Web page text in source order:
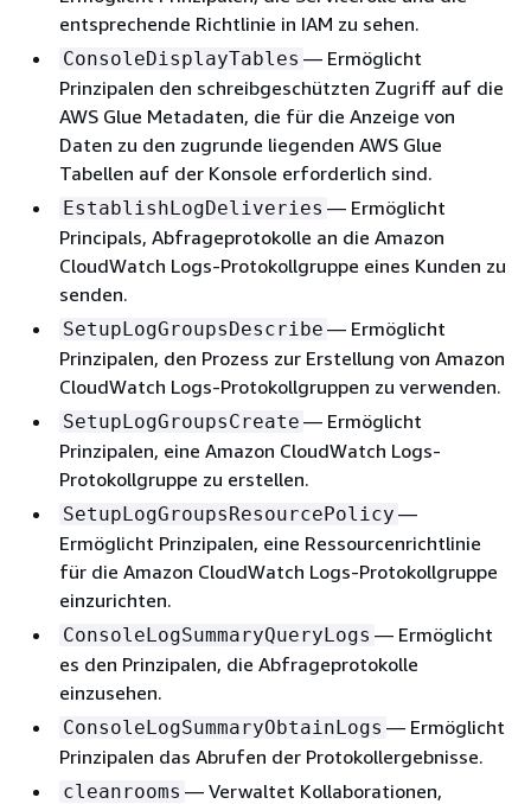
entsprechende Richtlinie in IAM zu sehen.
ConsoleDisplayTables — Ermöglicht
Prinzipalen den schreibgeschützten Zugriff auf die
AWS Glue Metadaten, die für die Anzeige von
Daten zu den zugrunde liegenden AWS Glue
Tabellen auf der Konsole erforderlich sind.
EstablishLogDeliveries — Ermöglicht
Principals, Abfrageprotokolle an die Amazon
CloudWatch Logs-Protokollgruppe eines Kunden zu
senden.
SetupLogGroupsDescribe — Ermöglicht
Prinzipalen, den Prozess zur Erstellung von Amazon
CloudWatch Logs-Protokollgruppen zu verwenden.
SetupLogGroupsCreate — Ermöglicht
Prinzipalen, eine Amazon CloudWatch Logs-
Protokollgruppe zu erstellen.
SetupLogGroupsResourcePolicy —
Ermöglicht Prinzipalen, eine Ressourcenrichtlinie
für die Amazon CloudWatch Logs-Protokollgruppe
einzurichten.
ConsoleLogSummaryQueryLogs — Ermöglicht
es den Prinzipalen, die Abfrageprotokolle
einzusehen.
ConsoleLogSummaryObtainLogs — Ermöglicht
Prinzipalen das Abrufen der Protokollergebnisse.
cleanrooms — Verwaltet Kollaborationen,